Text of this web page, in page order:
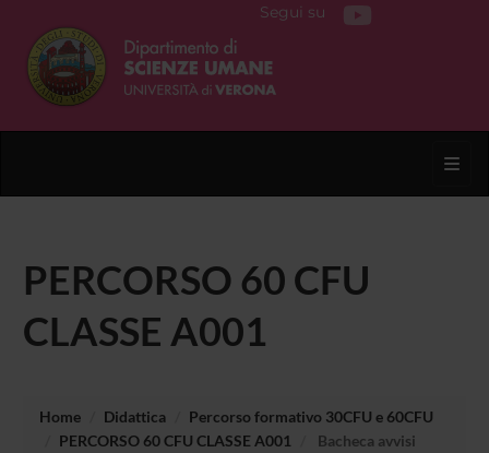
Segui su
PERCORSO 60 CFU
CLASSE A001
Home Didattica
Percorso formativo 30CFU e 60CFU
PERCORSO 60 CFU CLASSE A001
Bacheca avvisi